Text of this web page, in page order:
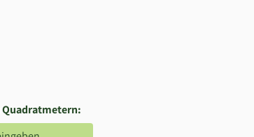
Quadratmetern: